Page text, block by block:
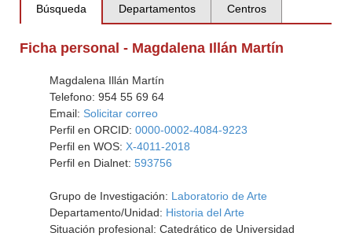
Búsqueda Departamentos Centros
Ficha personal - Magdalena Illán Martín
Magdalena Illán Martín
Telefono: 954 55 69 64
Email: Solicitar correo
Perfil en ORCID: 0000-0002-4084-9223
Perfil en WOS: X-4011-2018
Perfil en Dialnet: 593756
Grupo de Investigación: Laboratorio de Arte
Departamento/Unidad: Historia del Arte
Situación profesional: Catedrático de Universidad